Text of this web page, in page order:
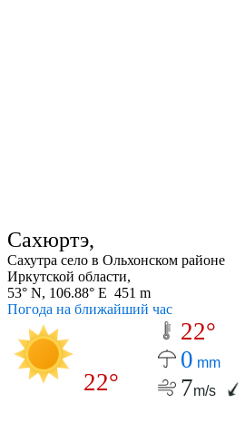
Сахюртэ,
Сахутра село в Ольхонском районе
Иркутской области,
53° N, 106.88° E 451 m
Погода на ближайший час
22°
22°
0 mm
7m/s